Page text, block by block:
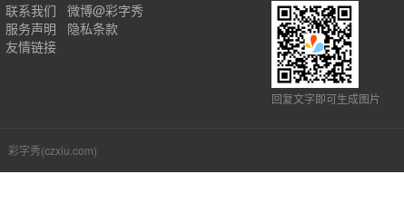
回复文字即可生成图片
联系我们
微博@彩字秀
服务声明
隐私条款
友情链接
彩字秀(czxiu.com)